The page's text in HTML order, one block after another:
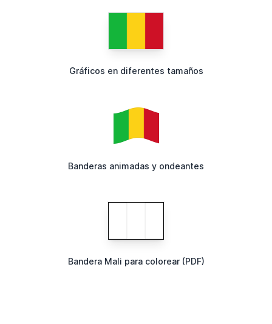
Gráficos en diferentes tamaños
Banderas animadas y ondeantes
Bandera Mali para colorear (PDF)